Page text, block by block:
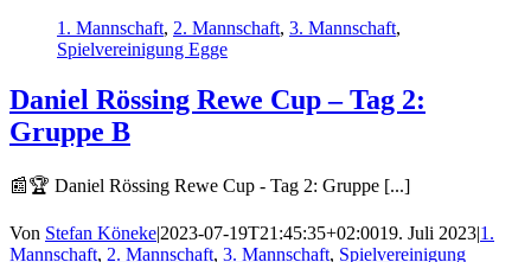
1. Mannschaft, 2. Mannschaft, 3. Mannschaft,
Spielvereinigung Egge
Daniel Rössing Rewe Cup – Tag 2:
Gruppe B
📰🏆 Daniel Rössing Rewe Cup - Tag 2: Gruppe [...]
Von Stefan Köneke|2023-07-19T21:45:35+02:0019. Juli 2023|1.
Mannschaft, 2. Mannschaft, 3. Mannschaft, Spielvereinigung